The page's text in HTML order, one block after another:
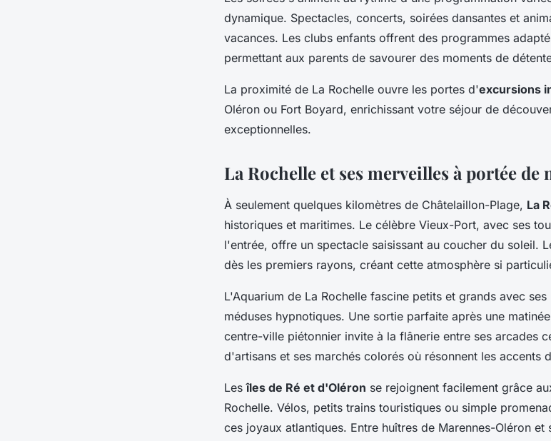
dynamique. Spectacles, concerts, soirées dansantes et
vacances. Les clubs enfants offrent des programmes
permettant aux parents de savourer des moments de
La proximité de La Rochelle ouvre les portes d'excursions
Oléron ou Fort Boyard, enrichissant votre séjour de
exceptionnelles.
La Rochelle et ses merveilles à portée de
À seulement quelques kilomètres de Châtelaillon-Plage, La
historiques et maritimes. Le célèbre Vieux-Port, avec ses
l'entrée, offre un spectacle saisissant au coucher du soleil.
dès les premiers rayons, créant cette atmosphère si
L'Aquarium de La Rochelle fascine petits et grands avec
méduses hypnotiques. Une sortie parfaite après une
centre-ville piétonnier invite à la flânerie entre ses arcades
d'artisans et ses marchés colorés où résonnent les accents
Lesîles de Ré et d'Oléron se rejoignent facilement grâce
Rochelle. Vélos, petits trains touristiques ou simple
ces joyaux atlantiques. Entre huîtres de Marennes-Oléron